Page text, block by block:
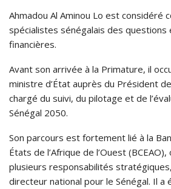
Ahmadou Al Aminou Lo est considéré
spécialistes sénégalais des questions
financières.
Avant son arrivée à la Primature, il
ministre d’État auprès du Président
chargé du suivi, du pilotage et de
Sénégal 2050.
Son parcours est fortement lié à la
États de l’Afrique de l’Ouest
plusieurs responsabilités
directeur national pour le Sénégal. Il a